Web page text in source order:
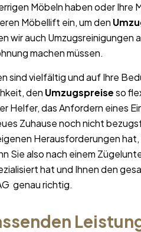
Möbeln haben oder Ihre
Möbellift ein, um den
wir auch Umzugsreinigungen
machen müssen.
sind vielfältig und auf Ihre
den Umzugspreiseso
Helfer, das Anfordern eines
Zuhause noch nicht
Herausforderungen hat,
Sie also nach einem
hat und Ihnen den
genau richtig.